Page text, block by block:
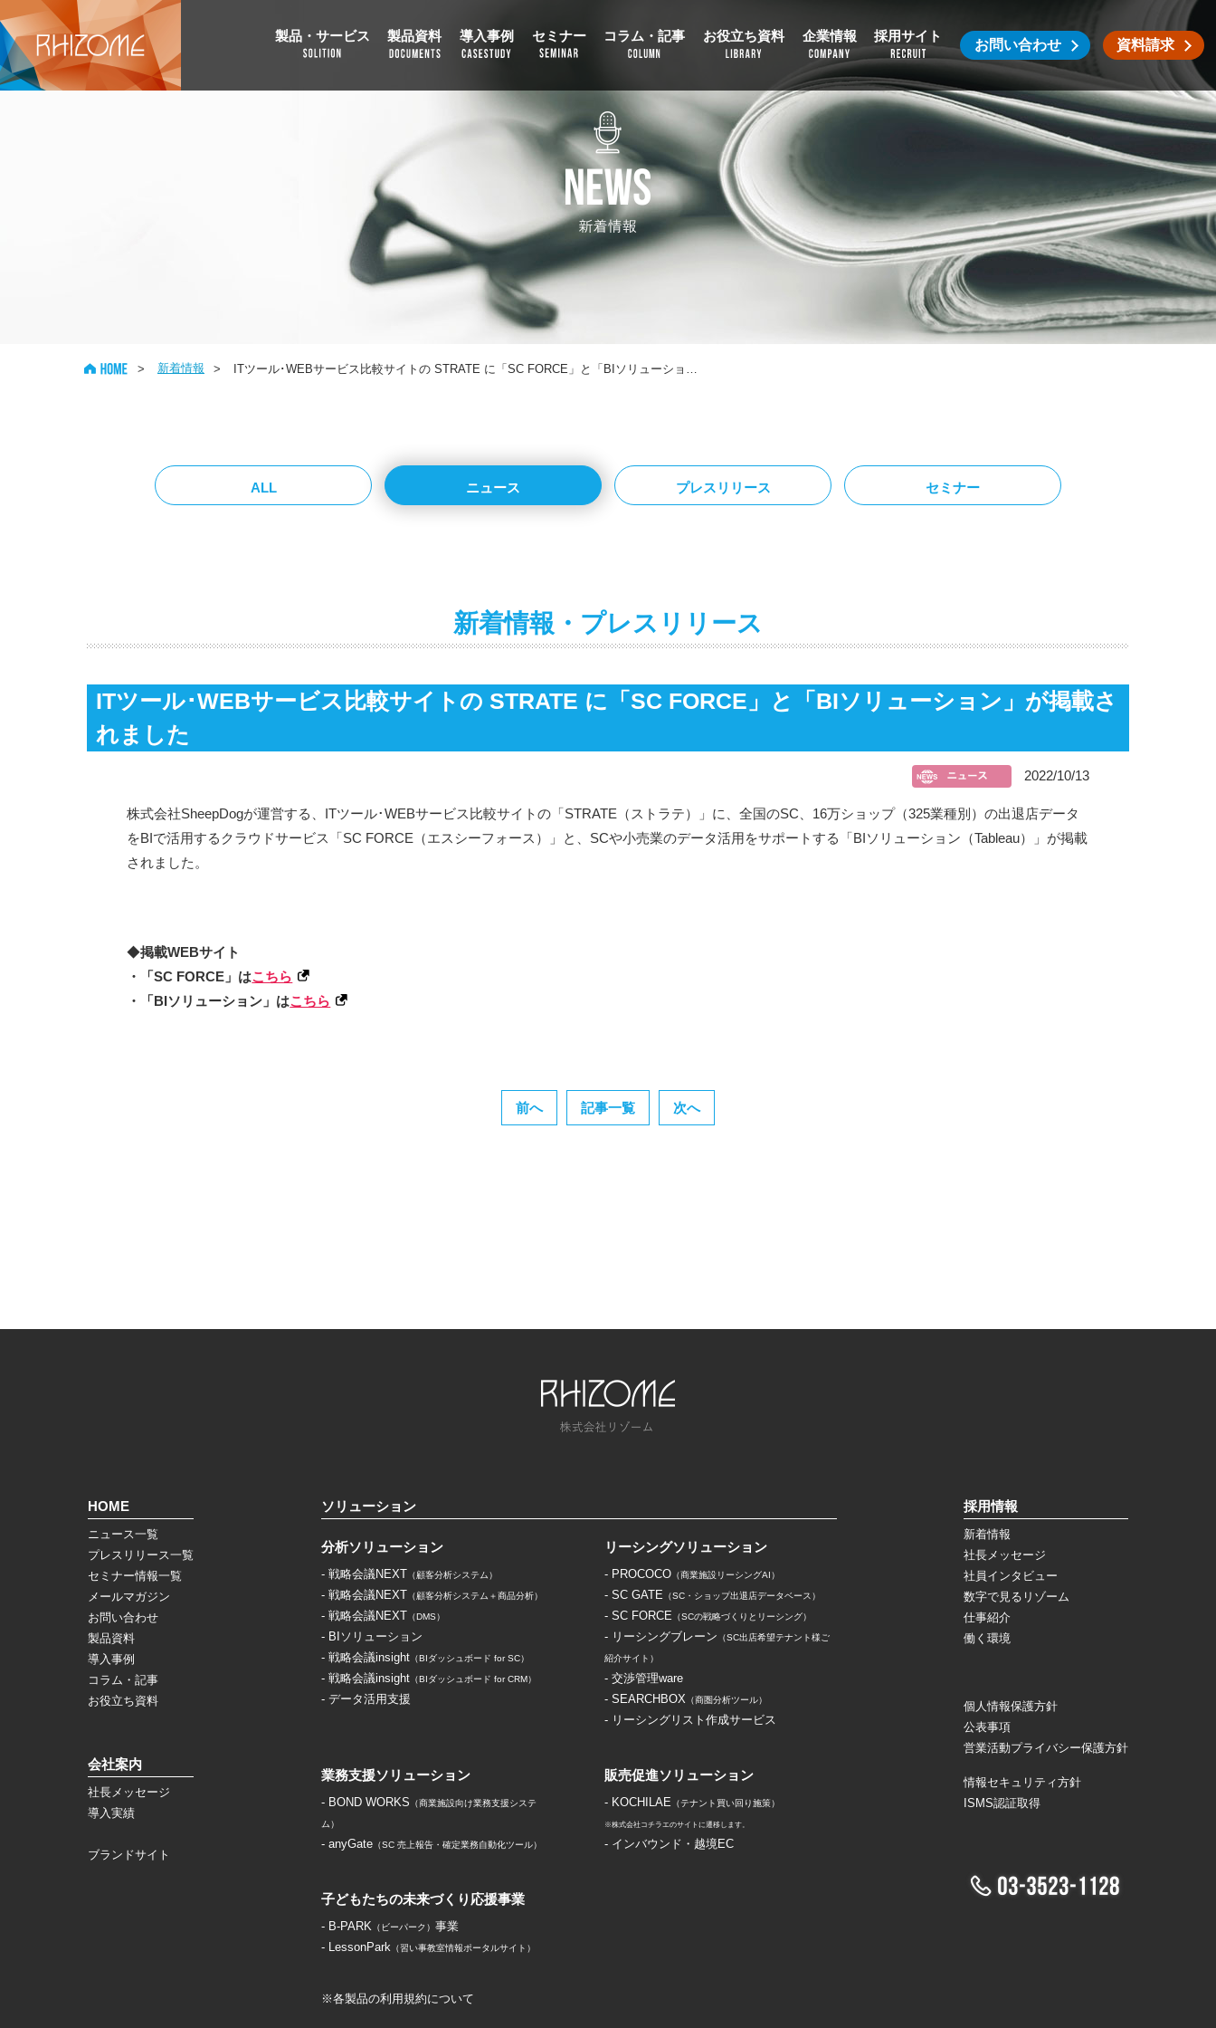
お問い合わせ 資料請求
製品・サービス 製品資料 導入事例 セミナー コラム・記事 お役立ち資料 企業情報 採用サイト
> 新着情報 > ITツール･WEBサービス比較サイトの STRATE に「SC FORCE」と「BIソリューション」が掲載されました
ALL ニュース プレスリリース セミナー
新着情報・プレスリリース
ITツール･WEBサービス比較サイトの STRATE に「SC FORCE」と「BIソリューション」が掲載さ
れました
2022/10/13
株式会社SheepDogが運営する、ITツール･WEBサービス比較サイトの「STRATE（ストラテ）」に、全国のSC、16万ショップ（325業種別）の出退店データ
をBIで活用するクラウドサービス「SC FORCE（エスシーフォース）」と、SCや小売業のデータ活用をサポートする「BIソリューション（Tableau）」が掲載
されました。
◆掲載WEBサイト
・「SC FORCE」はこちら
・「BIソリューション」はこちら
前へ 記事一覧 次へ
HOME
ニュース一覧
プレスリリース一覧
セミナー情報一覧
メールマガジン
お問い合わせ
製品資料
導入事例
コラム・記事
お役立ち資料
会社案内
社長メッセージ
導入実績
ブランドサイト
ソリューション
分析ソリューション
- 戦略会議NEXT （顧客分析システム）
- 戦略会議NEXT （顧客分析システム＋商品分析）
- 戦略会議NEXT （DMS）
- BIソリューション
- 戦略会議insight（BIダッシュボード for SC）
- 戦略会議insight（BIダッシュボード for CRM）
- データ活用支援
リーシングソリューション
- PROCOCO （商業施設リーシングAI）
- SC GATE （SC・ショップ出退店データベース）
- SC FORCE （SCの戦略づくりとリーシング）
- リーシングブレーン （SC出店希望テナント様ご
紹介サイト）
- 交渉管理ware
- SEARCHBOX （商圏分析ツール）
- リーシングリスト作成サービス
業務支援ソリューション
- BOND WORKS （商業施設向け業務支援システ
ム）
- anyGate（SC 売上報告・確定業務自動化ツール）
販売促進ソリューション
- KOCHILAE （テナント買い回り施策）
※株式会社コチラエのサイトに遷移します。
- インバウンド・越境EC
子どもたちの未来づくり応援事業
- B-PARK （ビーパーク） 事業
- LessonPark （習い事教室情報ポータルサイト）
※各製品の利用規約について
採用情報
新着情報
社長メッセージ
社員インタビュー
数字で見るリゾーム
仕事紹介
働く環境
個人情報保護方針
公表事項
営業活動プライバシー保護方針
情報セキュリティ方針
ISMS認証取得